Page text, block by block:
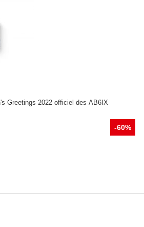
Greetings 2022 officiel des AB6IX
-60%